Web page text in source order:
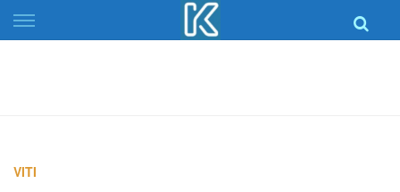
Skip
to
VITI